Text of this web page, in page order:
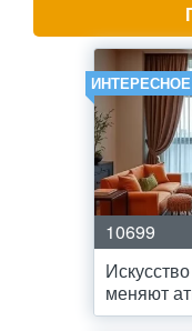
ИНТЕРЕСНОЕ
10699
меняют